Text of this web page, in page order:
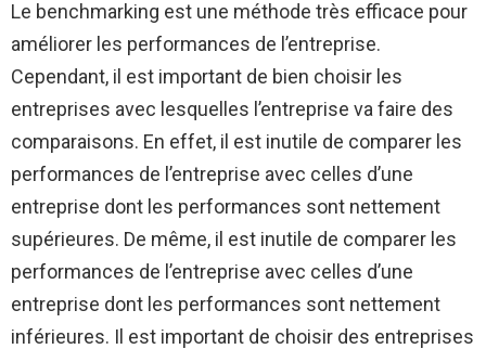
Le benchmarking est une méthode très efficace pour
améliorer les performances de l’entreprise.
Cependant, il est important de bien choisir les
entreprises avec lesquelles l’entreprise va faire des
comparaisons. En effet, il est inutile de comparer les
performances de l’entreprise avec celles d’une
entreprise dont les performances sont nettement
supérieures. De même, il est inutile de comparer les
performances de l’entreprise avec celles d’une
entreprise dont les performances sont nettement
inférieures. Il est important de choisir des entreprises